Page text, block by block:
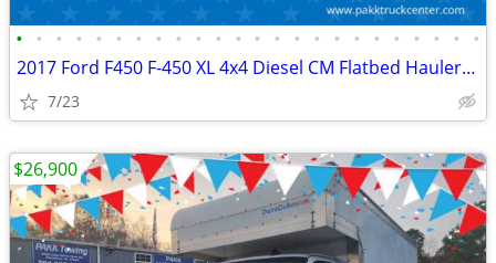
• • • • • • • • • • • • • • • • • • • • • • • •
2017 Ford F450 F-450 XL 4x4 Diesel CM Flatbed Hauler Farm Work Truck
7/23
$26,900